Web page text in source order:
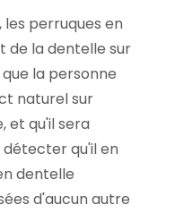
perruques en
de la dentelle sur
la personne
naturel sur
et qu'il sera
qu'il en
dentelle
d'aucun autre